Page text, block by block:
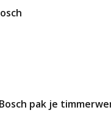
pak je